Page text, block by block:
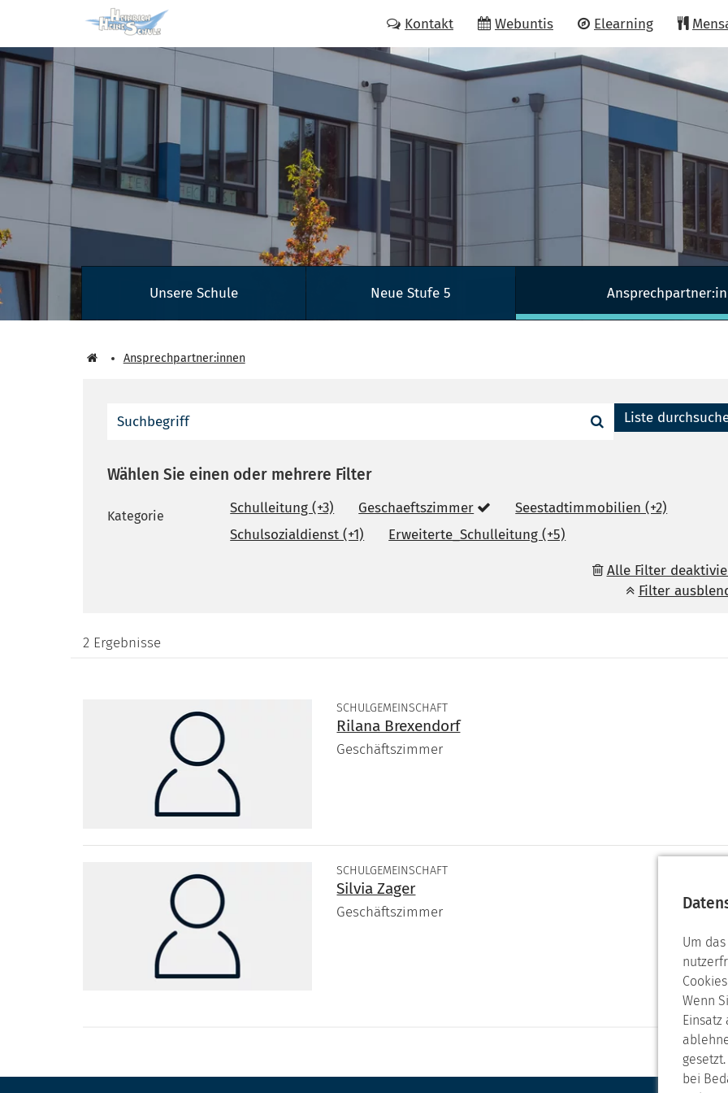
Um
Wenn
Einsatz
bei
Zum Hauptinhalt springen Kontakt Webuntis Elearning
Unsere Schule Neue Stufe 5
Ansprechpartner:innen
Suchbegriff Liste
Wählen Sie einen oder mehrere Filter
Kategorie Schulleitung (+3) Geschaeftszimmer
Seestadtimmobilien (+2)
Schulsozialdienst (+1)
Erweiterte_Schulleitung (+5)
Alle Filter
Filter
2 Ergebnisse
SCHULGEMEINSCHAFT
Rilana Brexendorf
Geschäftszimmer
SCHULGEMEINSCHAFT
Silvia Zager
Geschäftszimmer